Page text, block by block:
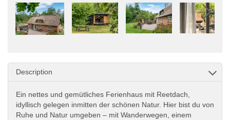
Description
Ein nettes und gemütliches Ferienhaus mit Reetdach,
idyllisch gelegen inmitten der schönen Natur. Hier bist du von
Ruhe und Natur umgeben – mit Wanderwegen, einem